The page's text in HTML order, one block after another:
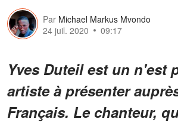
Par Michael Markus Mvondo
24 juil. 2020
09:17
Yves Duteil est un n'est
artiste à présenter
Français. Le chanteur,